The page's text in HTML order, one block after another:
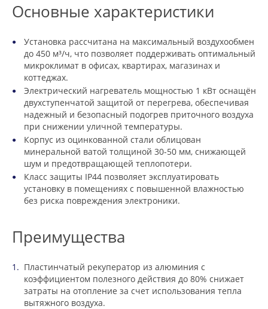
Основные характеристики
Установка рассчитана на максимальный воздухообмен
до 450 м³/ч, что позволяет поддерживать оптимальный
микроклимат в офисах, квартирах, магазинах и
коттеджах.
Электрический нагреватель мощностью 1 кВт оснащён
двухступенчатой защитой от перегрева, обеспечивая
надежный и безопасный подогрев приточного воздуха
при снижении уличной температуры.
Корпус из оцинкованной стали облицован
минеральной ватой толщиной 30-50 мм, снижающей
шум и предотвращающей теплопотери.
Класс защиты IP44 позволяет эксплуатировать
установку в помещениях с повышенной влажностью
без риска повреждения электроники.
Преимущества
Пластинчатый рекуператор из алюминия с
коэффициентом полезного действия до 80% снижает
затраты на отопление за счет использования тепла
вытяжного воздуха.